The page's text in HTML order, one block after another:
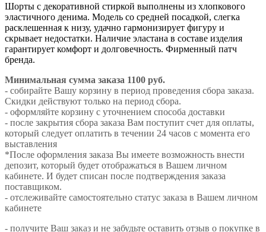
Шорты с декоративной стиркой выполнены из хлопкового
эластичного денима. Модель со средней посадкой, слегка
расклешенная к низу, удачно гармонизирует фигуру и
скрывает недостатки. Наличие эластана в составе изделия
гарантирует комфорт и долговечность. Фирменный патч
бренда.
Минимальная сумма заказа 1100 руб.
- собирайте Вашу корзину в период проведения сбора заказа.
Скидки действуют только на период сбора.
- оформляйте корзину с уточнением способа доставки
- после закрытия сбора заказа Вам поступит счет для оплаты,
который следует оплатить в течении 24 часов с момента его
выставления
*После оформления заказа Вы имеете возможность внести
депозит, который будет отображаться в Вашем личном
кабинете. И будет списан после подтверждения заказа
поставщиком.
- отслеживайте самостоятельно статус заказа в Вашем личном
кабинете
- получите Ваш заказ и не забудьте оставить отзыв о покупке в